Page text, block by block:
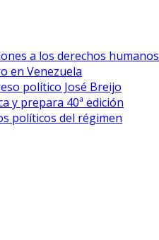
a los derechos humanos
en Venezuela
político José Breijo
y prepara 40ª edición
políticos del régimen